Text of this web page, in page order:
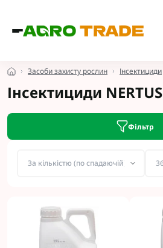
Засоби захисту рослин Інсектициди
Інсектициди NERTUS
Фільтр